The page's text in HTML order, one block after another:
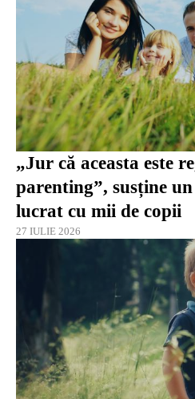
„Jur că aceasta este
parenting”, susține
lucrat cu mii de copii
27 IULIE 2026